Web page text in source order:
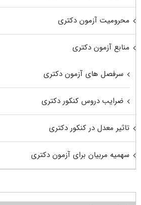
محرومیت آزمون دکتری
منابع آزمون دکتری
سرفصل های آزمون دکتری
ضرایب دروس کنکور دکتری
تاثیر معدل در کنکور دکتری
سهمیه مربیان برای آزمون دکتری